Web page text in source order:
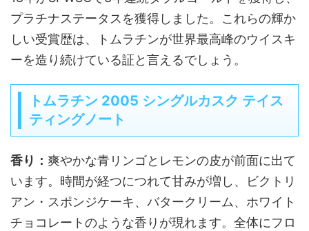
プラチナステータスを獲得しました。これらの輝か
しい受賞歴は、トムラチンが世界最高峰のウイスキ
ーを造り続けている証と言えるでしょう。
トムラチン 2005 シングルカスク テイス
ティングノート
香り： 爽やかな青リンゴとレモンの皮が前面に出て
います。時間が経つにつれて甘みが増し、ビクトリ
アン・スポンジケーキ、バタークリーム、ホワイト
チョコレートのような香りが現れます。全体にフロ